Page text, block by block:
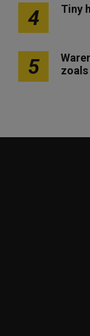
4 Tiny
5